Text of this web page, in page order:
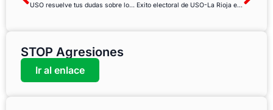
USO resuelve tus dudas sobre los TME o trastornos musculoesqueléticos Exito electoral de USO-La Rioja en la sanidad privada
STOP Agresiones
Ir al enlace